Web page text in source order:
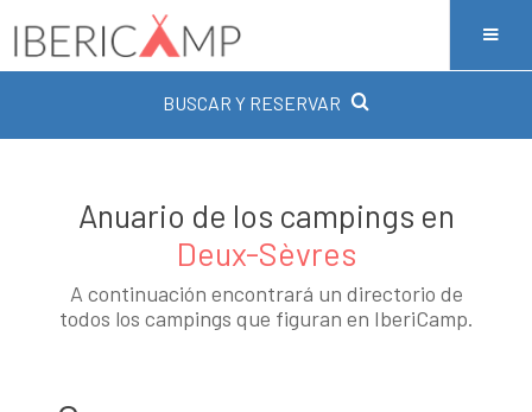
BUSCAR Y RESERVAR
Anuario de los campings en
Deux-Sèvres
A continuación encontrará un directorio de
todos los campings que figuran en IberiCamp.